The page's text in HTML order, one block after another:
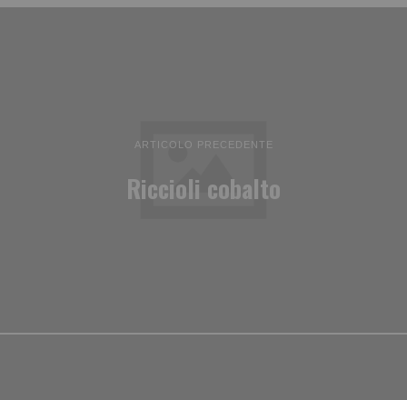
ARTICOLO PRECEDENTE
Riccioli cobalto